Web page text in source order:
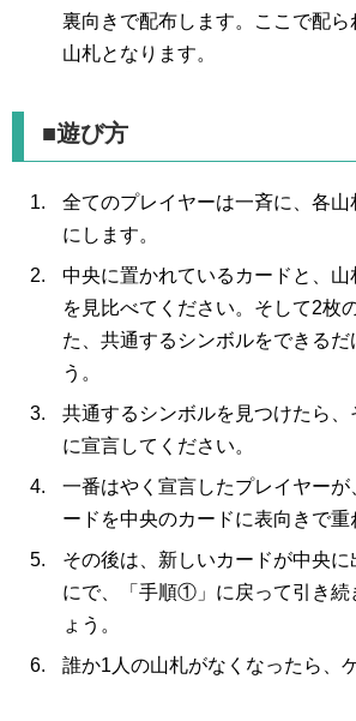
裏向きで配布します。ここで配
山札となります。
■遊び方
全てのプレイヤーは一斉に、各山
にします。
中央に置かれているカードと、山
を見比べてください。そして2枚
た、共通するシンボルをできるだ
う。
共通するシンボルを見つけたら
に宣言してください。
一番はやく宣言したプレイヤーが
ードを中央のカードに表向きで重
その後は、新しいカードが中央
にで、「手順①」に戻って引き続
ょう。
誰か1人の山札がなくなったら、